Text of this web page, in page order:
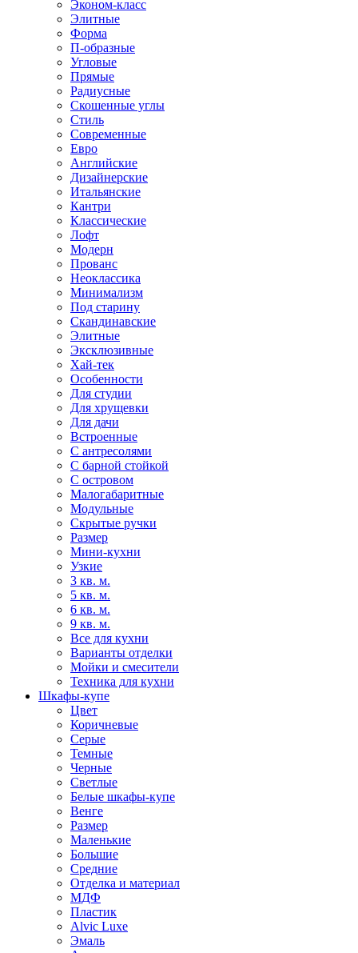
Эконом-класс
Элитные
Форма
П-образные
Угловые
Прямые
Радиусные
Скошенные углы
Стиль
Современные
Евро
Английские
Дизайнерские
Итальянские
Кантри
Классические
Лофт
Модерн
Прованс
Неоклассика
Минимализм
Под старину
Скандинавские
Элитные
Эксклюзивные
Хай-тек
Особенности
Для студии
Для хрущевки
Для дачи
Встроенные
С антресолями
С барной стойкой
С островом
Малогабаритные
Модульные
Скрытые ручки
Размер
Мини-кухни
Узкие
3 кв. м.
5 кв. м.
6 кв. м.
9 кв. м.
Все для кухни
Варианты отделки
Мойки и смесители
Техника для кухни
Шкафы-купе
Цвет
Коричневые
Серые
Темные
Черные
Светлые
Белые шкафы-купе
Венге
Размер
Маленькие
Большие
Средние
Отделка и материал
МДФ
Пластик
Alvic Luxe
Эмаль